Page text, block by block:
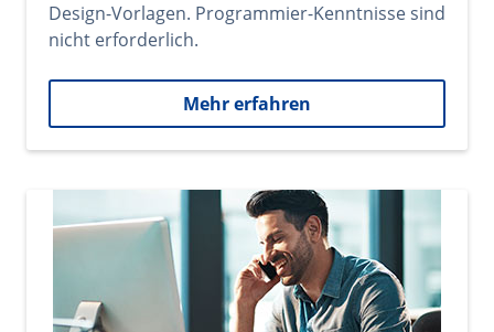
Design-Vorlagen. Programmier-Kenntnisse sind
nicht erforderlich.
Mehr erfahren